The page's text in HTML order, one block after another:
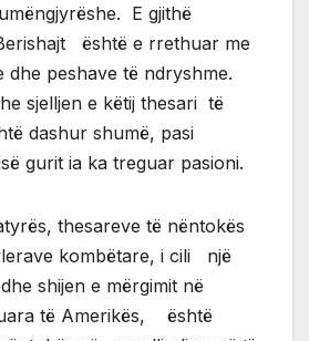
E gjithë
është e rrethuar me
peshave të ndryshme.
sjelljen e këtij thesari të
dashur shumë, pasi
gurit ia ka treguar pasioni.
thesareve të nëntokës
kombëtare, i cili një
shijen e mërgimit në
të Amerikës, është